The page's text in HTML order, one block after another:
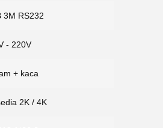
3M RS232
- 220V
+ kaca
2K / 4K